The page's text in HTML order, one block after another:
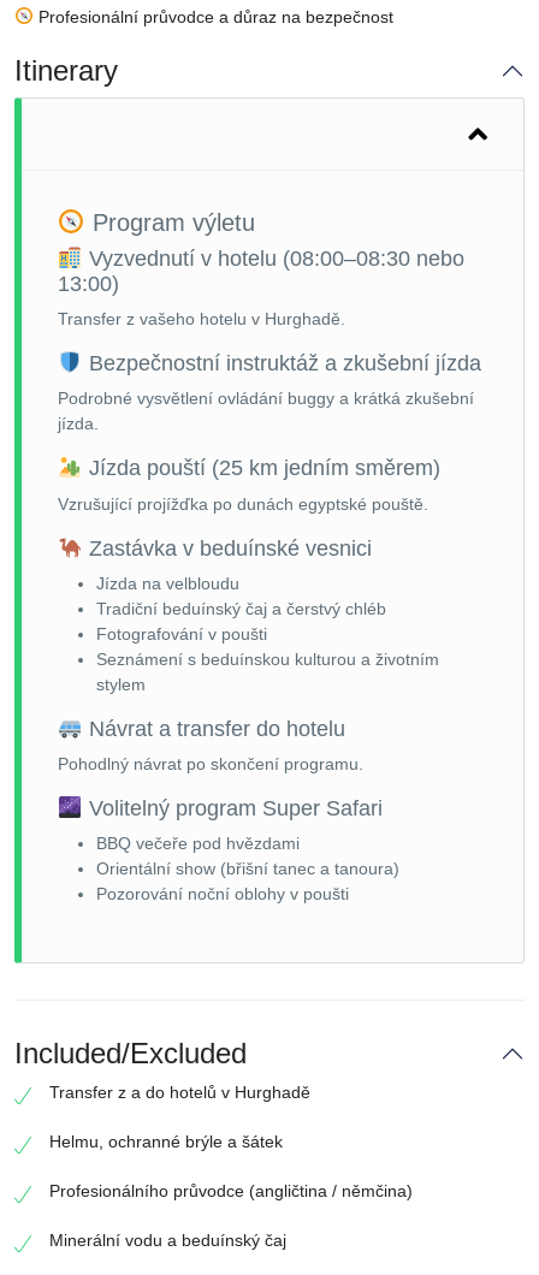
Profesionální průvodce a důraz na bezpečnost
Itinerary
Program výletu
Vyzvednutí v hotelu (08:00–08:30 nebo
13:00)
Transfer z vašeho hotelu v Hurghadě.
Bezpečnostní instruktáž a zkušební jízda
Podrobné vysvětlení ovládání buggy a krátká zkušební
jízda.
Jízda pouští (25 km jedním směrem)
Vzrušující projížďka po dunách egyptské pouště.
Zastávka v beduínské vesnici
Jízda na velbloudu
Tradiční beduínský čaj a čerstvý chléb
Fotografování v poušti
Seznámení s beduínskou kulturou a životním
stylem
Návrat a transfer do hotelu
Pohodlný návrat po skončení programu.
Volitelný program Super Safari
BBQ večeře pod hvězdami
Orientální show (břišní tanec a tanoura)
Pozorování noční oblohy v poušti
Included/Excluded
Transfer z a do hotelů v Hurghadě
Helmu, ochranné brýle a šátek
Profesionálního průvodce (angličtina / němčina)
Minerální vodu a beduínský čaj